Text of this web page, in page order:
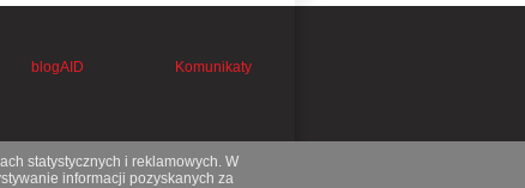
blogAID Komunikaty
statystycznych i reklamowych. W
informacji pozyskanych za